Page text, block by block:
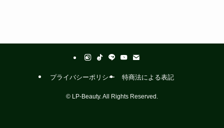
プライバシーポリシー 特商法による表記
© LP-Beauty. All Rights Reserved.